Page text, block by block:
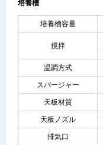
培養槽
培養槽容量
撹拌
温調方式
スパージャー
天板材質
天板ノズル
排気口